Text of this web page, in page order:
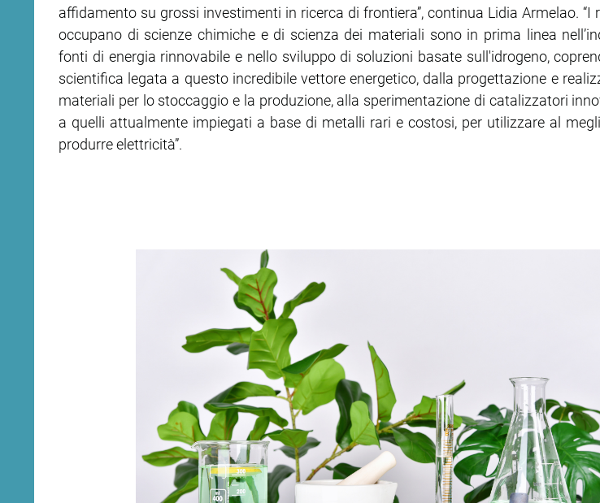
affidamento su grossi investimenti in ricerca di frontiera”, continua Lidia Armelao. “I
occupano di scienze chimiche e di scienza dei materiali sono in prima linea
fonti di energia rinnovabile e nello sviluppo di soluzioni basate sull'idrogeno,
scientifica legata a questo incredibile vettore energetico, dalla progettazione e
materiali per lo stoccaggio e la produzione, alla sperimentazione di catalizzatori
a quelli attualmente impiegati a base di metalli rari e costosi, per utilizzare al
produrre elettricità”.